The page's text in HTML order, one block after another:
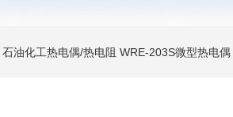
石油化工热电偶/热电阻 WRE-203S微型热电偶